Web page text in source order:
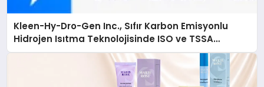
Kleen-Hy-Dro-Gen Inc., Sıfır Karbon Emisyonlu
Hidrojen Isıtma Teknolojisinde ISO ve TSSA
Düzenleyici Onaylarını Aldı